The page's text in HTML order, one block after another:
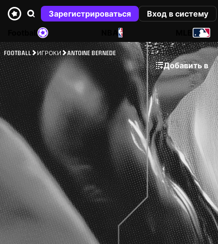
Зарегистрироваться
Вход в систему
NBA
FOOTBALL ИГРОКИ ANTOINE BERNEDE
Добавить в